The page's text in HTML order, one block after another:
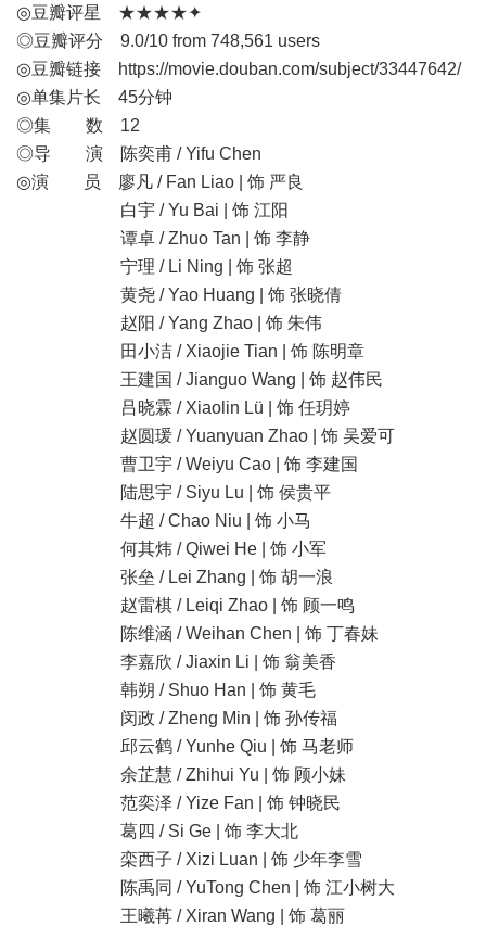
◎豆瓣评星 ★★★★✦
◎豆瓣评分 9.0/10 from 748,561 users
◎豆瓣链接
https://movie.douban.com/subject/33447642/
◎单集片长 45分钟
◎集 数 12
◎导 演 陈奕甫 / Yifu Chen
◎演 员 廖凡 / Fan Liao | 饰 严良
白宇 / Yu Bai | 饰 江阳
谭卓 / Zhuo Tan | 饰 李静
宁理 / Li Ning | 饰 张超
黄尧 / Yao Huang | 饰 张晓倩
赵阳 / Yang Zhao | 饰 朱伟
田小洁 / Xiaojie Tian | 饰 陈明章
王建国 / Jianguo Wang | 饰 赵伟民
吕晓霖 / Xiaolin Lü | 饰 任玥婷
赵圆瑗 / Yuanyuan Zhao | 饰 吴爱可
曹卫宇 / Weiyu Cao | 饰 李建国
陆思宇 / Siyu Lu | 饰 侯贵平
牛超 / Chao Niu | 饰 小马
何其炜 / Qiwei He | 饰 小军
张垒 / Lei Zhang | 饰 胡一浪
赵雷棋 / Leiqi Zhao | 饰 顾一鸣
陈维涵 / Weihan Chen | 饰 丁春妹
李嘉欣 / Jiaxin Li | 饰 翁美香
韩朔 / Shuo Han | 饰 黄毛
闵政 / Zheng Min | 饰 孙传福
邱云鹤 / Yunhe Qiu | 饰 马老师
余芷慧 / Zhihui Yu | 饰 顾小妹
范奕泽 / Yize Fan | 饰 钟晓民
葛四 / Si Ge | 饰 李大北
栾西子 / Xizi Luan | 饰 少年李雪
陈禹同 / YuTong Chen | 饰 江小树大
王曦苒 / Xiran Wang | 饰 葛丽